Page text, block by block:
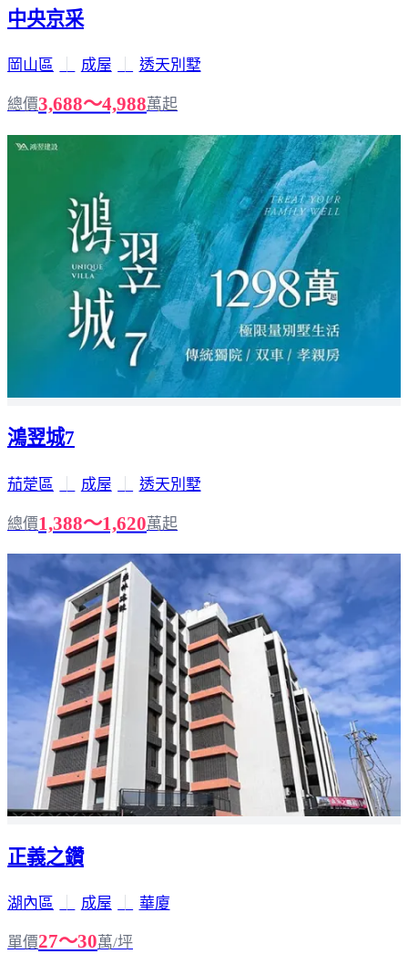
中央京采
岡山區 成屋 透天別墅
總價3,688～4,988萬起
鴻翌城7
茄萣區 成屋 透天別墅
總價1,388～1,620萬起
正義之鑽
湖內區 成屋 華廈
單價27～30萬/坪